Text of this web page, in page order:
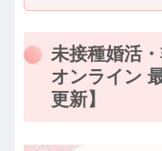
未接種婚活
オンライン
更新】